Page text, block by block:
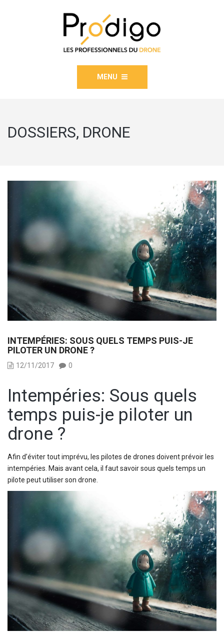
MENU
DOSSIERS, DRONE
INTEMPÉRIES: SOUS QUELS TEMPS PUIS-JE
PILOTER UN DRONE ?
12/11/2017 0
Intempéries: Sous quels
temps puis-je piloter un
drone ?
Afin d’éviter tout imprévu, les pilotes de drones doivent prévoir les
intempéries. Mais avant cela, il faut savoir sous quels temps un
pilote peut utiliser son drone.